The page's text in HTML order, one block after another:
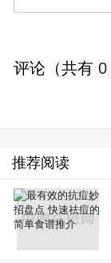
评论（共有 0
推荐阅读